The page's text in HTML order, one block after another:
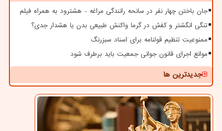
جان باختن چهار نفر در سانحه رانندگی مراغه - هشترود به همراه فیلم
تنگی انگشتر و کفش در گرما واکنش طبیعی بدن یا هشدار جدی؟
ممنوعیت تنظیم قولنامه برای اسناد سبزرنگ
موانع اجرای قانون جوانی جمعیت باید برطرف شود
جدیدترین ها